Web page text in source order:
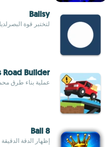
Ballsy
لتختبر قوة
Road Builder
عملية بناء طرق
8 Ball
إظهار الدقة